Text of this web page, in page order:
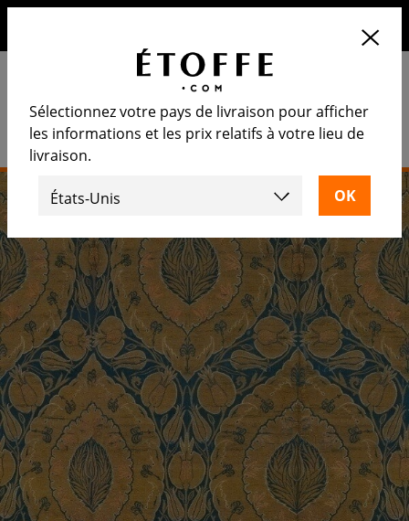
Sélectionnez votre pays de livraison pour afficher
les informations et les prix relatifs à votre lieu de
livraison.